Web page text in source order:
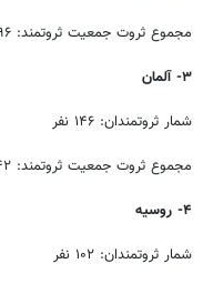
مجموع ثروت جمعیت ثروتمند: ۹۹۶ میلیارد دلار
۳- آلمان
شمار ثروتمندان: ۱۴۶ نفر
مجموع ثروت جمعیت ثروتمند: ۴۴۲ میلیارد دلار
۴- روسیه
شمار ثروتمندان: ۱۰۲ نفر